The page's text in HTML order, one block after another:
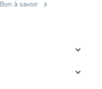
Bon à savoir